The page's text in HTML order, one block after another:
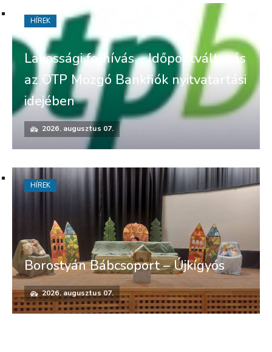
Lakossági felhívás – Időpontváltozás
az OTP Mozgó Bankfiók nyitvatartási
idejében
2026. augusztus 07.
HÍREK
Borostyán Bábcsoport – Újkígyós
2026. augusztus 07.
HÍREK